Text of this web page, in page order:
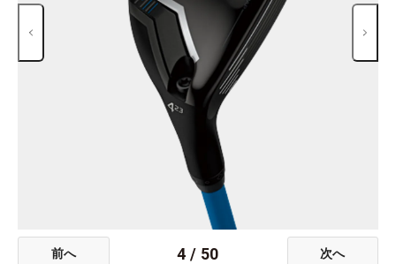
前へ 4 / 50 次へ